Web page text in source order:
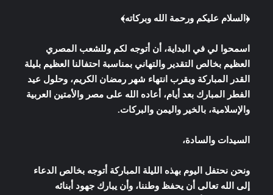
﴿السلام عليكم ورحمة الله وبركاته﴾
اسمحوا لي في البداية، أن أتوجه لكم وللشعب المصري
العظيم بخالص التقدير والتهاني بمناسبة احتفالنا العظيم بليلة
القدر المباركة وبقرب انتهاء شهر رمضان الكريم، وحلول عيد
الفطر المبارك بعد أيام، أعاده الله على مصر والأمتين العربية
والإسلامية، بالخير واليمن والبركات.
السيدات والسادة،
ونحن نحتفل اليوم بهذه الليلة المباركة أتوجه بخالص الدعاء
إلى الله تعالى أن يحفظ وطننا، وأن يبارك جهود أبنائه